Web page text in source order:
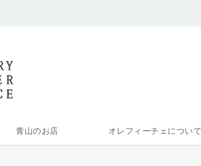
青山のお店 オレフィーチェについて